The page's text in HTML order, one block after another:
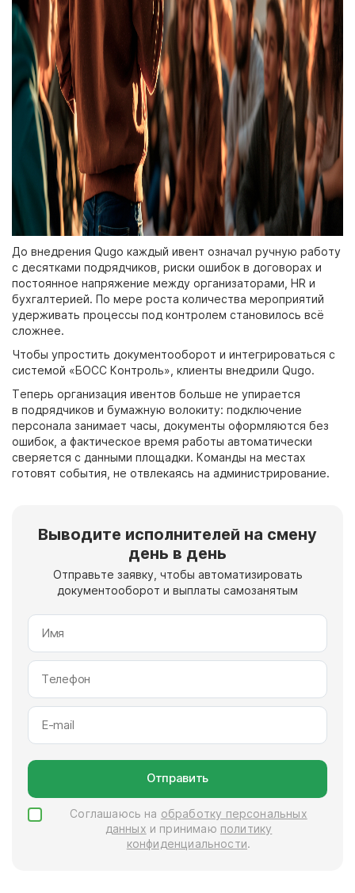
До внедрения Qugo каждый ивент означал ручную работу
с десятками подрядчиков, риски ошибок в договорах и
постоянное напряжение между организаторами, HR и
бухгалтерией. По мере роста количества мероприятий
удерживать процессы под контролем становилось всё
сложнее.
Чтобы упростить документооборот и интегрироваться с
системой «БОСС Контроль», клиенты внедрили Qugo.
Теперь организация ивентов больше не упирается
в подрядчиков и бумажную волокиту: подключение
персонала занимает часы, документы оформляются без
ошибок, а фактическое время работы автоматически
сверяется с данными площадки. Команды на местах
готовят события, не отвлекаясь на администрирование.
Выводите исполнителей на смену
день в день
Отправьте заявку, чтобы автоматизировать
документооборот и выплаты самозанятым
Отправить
Соглашаюсь на обработку персональных
данных и принимаю политику
конфиденциальности.